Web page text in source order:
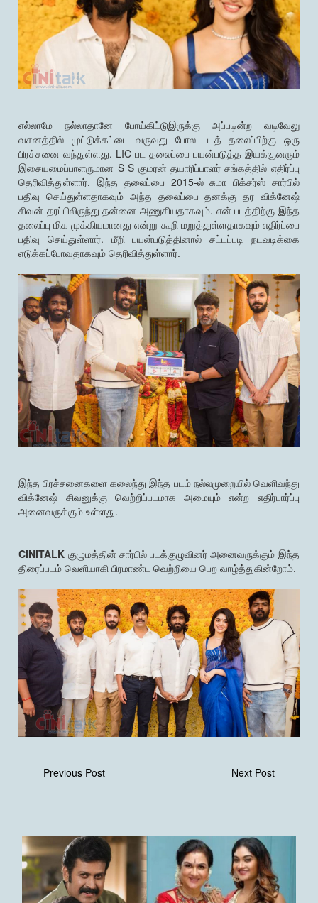
எல்லாமே நல்லாதானே போய்கிட்டுஇருக்கு அப்படின்ற வடிவேலு
வசனத்தில் முட்டுக்கட்டை வருவது போல படத் தலைப்பிற்கு ஒரு
பிரச்சனை வந்துள்ளது. LIC பட தலைப்பை பயன்படுத்த இயக்குனரும்
இசையமைப்பாளருமான S S குமரன் தயாரிப்பாளர் சங்கத்தில் எதிர்ப்பு
தெரிவித்துள்ளார். இந்த தலைப்பை 2015-ல் சுமா பிக்சர்ஸ் சார்பில்
பதிவு செய்துள்ளதாகவும் அந்த தலைப்பை தனக்கு தர விக்னேஷ்
சிவன் தரப்பிலிருந்து தன்னை அணுகியதாகவும். என் படத்திற்கு இந்த
தலைப்பு மிக முக்கியமானது என்று கூறி மறுத்துள்ளதாகவும் எதிர்ப்பை
பதிவு செய்துள்ளார். மீறி பயன்படுத்தினால் சட்டப்படி நடவடிக்கை
எடுக்கப்போவதாகவும் தெரிவித்துள்ளார்.
இந்த பிரச்சனைகளை கலைந்து இந்த படம் நல்லமுறையில் வெளிவந்து
விக்னேஷ் சிவனுக்கு வெற்றிப்படமாக அமையும் என்ற எதிர்பார்ப்பு
அனைவருக்கும் உள்ளது.
CINITALK குழுமத்தின் சார்பில் படக்குழுவினர் அனைவருக்கும் இந்த
திரைப்படம் வெளியாகி பிரமாண்ட வெற்றியை பெற வாழ்த்துகின்றோம்.
Previous Post Next Post